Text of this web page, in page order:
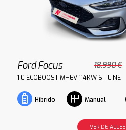
Ford Focus 18.990 €
1.0 ECOBOOST MHEV 114KW ST-LINE
Híbrido Manual
VER DETALLES